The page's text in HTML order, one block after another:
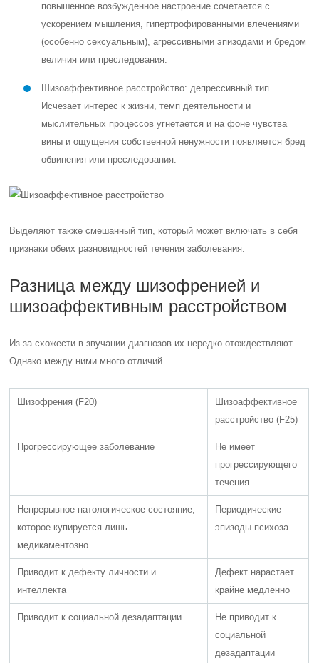
повышенное возбужденное настроение сочетается с
ускорением мышления, гипертрофированными влечениями
(особенно сексуальным), агрессивными эпизодами и бредом
величия или преследования.
Шизоаффективное расстройство: депрессивный тип.
Исчезает интерес к жизни, темп деятельности и
мыслительных процессов угнетается и на фоне чувства
вины и ощущения собственной ненужности появляется бред
обвинения или преследования.
Выделяют также смешанный тип, который может включать в себя
признаки обеих разновидностей течения заболевания.
Разница между шизофренией и
шизоаффективным расстройством
Из-за схожести в звучании диагнозов их нередко отождествляют.
Однако между ними много отличий.
Шизофрения (F20)
Шизоаффективное
расстройство (F25)
Прогрессирующее заболевание
Не имеет
прогрессирующего
течения
Непрерывное патологическое состояние,
которое купируется лишь
медикаментозно
Периодические
эпизоды психоза
Приводит к дефекту личности и
интеллекта
Дефект нарастает
крайне медленно
Приводит к социальной дезадаптации
Не приводит к
социальной
дезадаптации